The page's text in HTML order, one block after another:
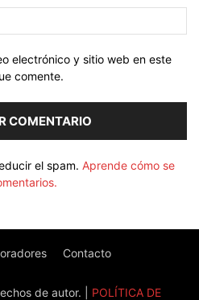
electrónico y sitio web en este
comente.
el spam. Aprende cómo se
Contacto
de autor. | POLÍTICA DE